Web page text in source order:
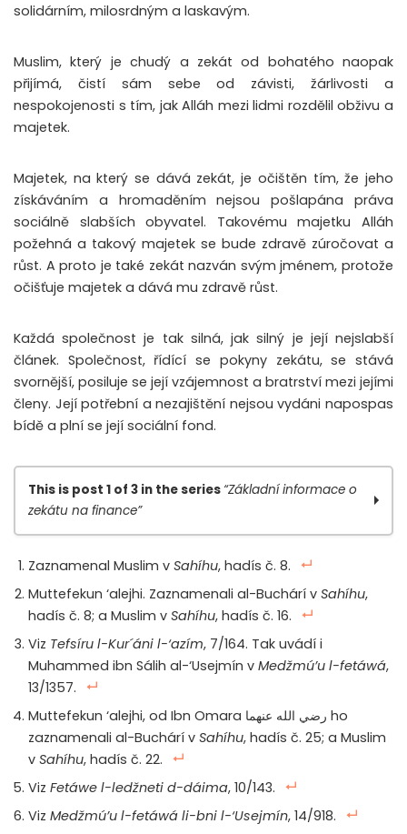
solidárním, milosrdným a laskavým.
Muslim, který je chudý a zekát od bohatého naopak
přijímá, čistí sám sebe od závisti, žárlivosti a
nespokojenosti s tím, jak Alláh mezi lidmi rozdělil obživu a
majetek.
Majetek, na který se dává zekát, je očištěn tím, že jeho
získáváním a hromaděním nejsou pošlapána práva
sociálně slabších obyvatel. Takovému majetku Alláh
požehná a takový majetek se bude zdravě zúročovat a
růst. A proto je také zekát nazván svým jménem, protože
očišťuje majetek a dává mu zdravě růst.
Každá společnost je tak silná, jak silný je její nejslabší
článek. Společnost, řídící se pokyny zekátu, se stává
svornější, posiluje se její vzájemnost a bratrství mezi jejími
členy. Její potřební a nezajištění nejsou vydáni napospas
bídě a plní se její sociální fond.
This is post 1 of 3 in the series“Základní informace o
zekátu na finance”
Základní informace o zekátu na finance, díl 1.
Základní informace o zekátu na finance, díl 3.
Zaznamenal Muslim v Sahíhu, hadís č. 8.
Muttefekun ‘alejhi. Zaznamenali al-Buchárí v Sahíhu,
hadís č. 8; a Muslim v Sahíhu, hadís č. 16.
Viz Tefsíru l-Kur´áni l-‘azím, 7/164. Tak uvádí i
Muhammed ibn Sálih al-‘Usejmín v Medžmú’u l-fetáwá,
13/1357.
Muttefekun ‘alejhi, od Ibn Omara رضي الله عنهما ho
zaznamenali al-Buchárí v Sahíhu, hadís č. 25; a Muslim
v Sahíhu, hadís č. 22.
Viz Fetáwe l-ledžneti d-dáima, 10/143.
Viz Medžmú’u l-fetáwá li-bni l-‘Usejmín, 14/918.